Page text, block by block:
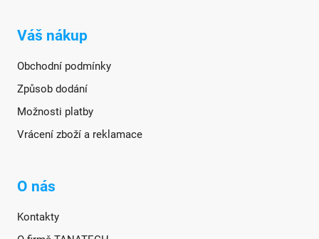
Váš nákup
Obchodní podmínky
Způsob dodání
Možnosti platby
Vrácení zboží a reklamace
O nás
Kontakty